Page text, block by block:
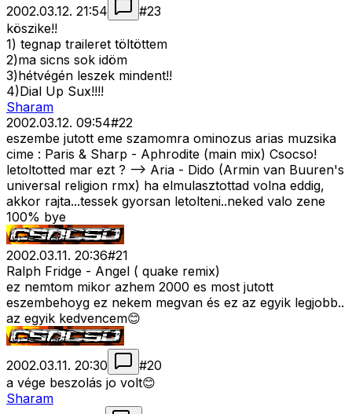
2002.03.12. 21:54 #23
köszike!!
1) tegnap traileret töltöttem
2)ma sicns sok idöm
3)hétvégén leszek mindent!!
4)Dial Up Sux!!!!
Sharam
2002.03.12. 09:54#22
eszembe jutott eme szamomra ominozus arias muzsika
cime : Paris & Sharp - Aphrodite (main mix) Csocso!
letoltotted mar ezt ? --> Aria - Dido (Armin van Buuren's
universal religion rmx) ha elmulasztottad volna eddig,
akkor rajta...tessek gyorsan letolteni..neked valo zene
100% bye
2002.03.11. 20:36#21
Ralph Fridge - Angel ( quake remix)
ez nemtom mikor azhem 2000 es most jutott
eszembehoyg ez nekem megvan és ez az egyik legjobb..
az egyik kedvencem😊
2002.03.11. 20:30 #20
a vége beszolás jo volt😊
Sharam